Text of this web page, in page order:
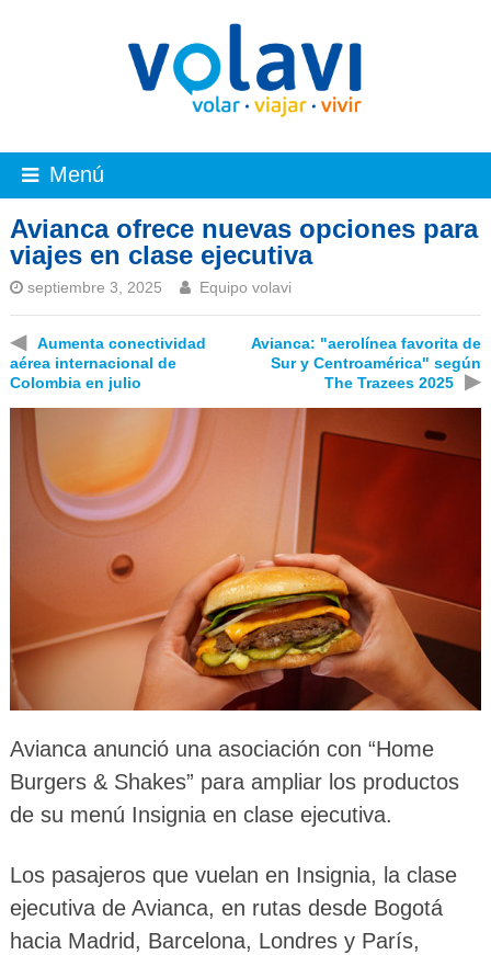
Menú
Avianca ofrece nuevas opciones para
viajes en clase ejecutiva
septiembre 3, 2025 Equipo volavi
◀
Aumenta conectividad
aérea internacional de
Colombia en julio
Avianca: "aerolínea favorita de
Sur y Centroamérica" según
The Trazees 2025
▶
Avianca anunció una asociación con “Home
Burgers & Shakes” para ampliar los productos
de su menú Insignia en clase ejecutiva.
Los pasajeros que vuelan en Insignia, la clase
ejecutiva de Avianca, en rutas desde Bogotá
hacia Madrid, Barcelona, Londres y París,